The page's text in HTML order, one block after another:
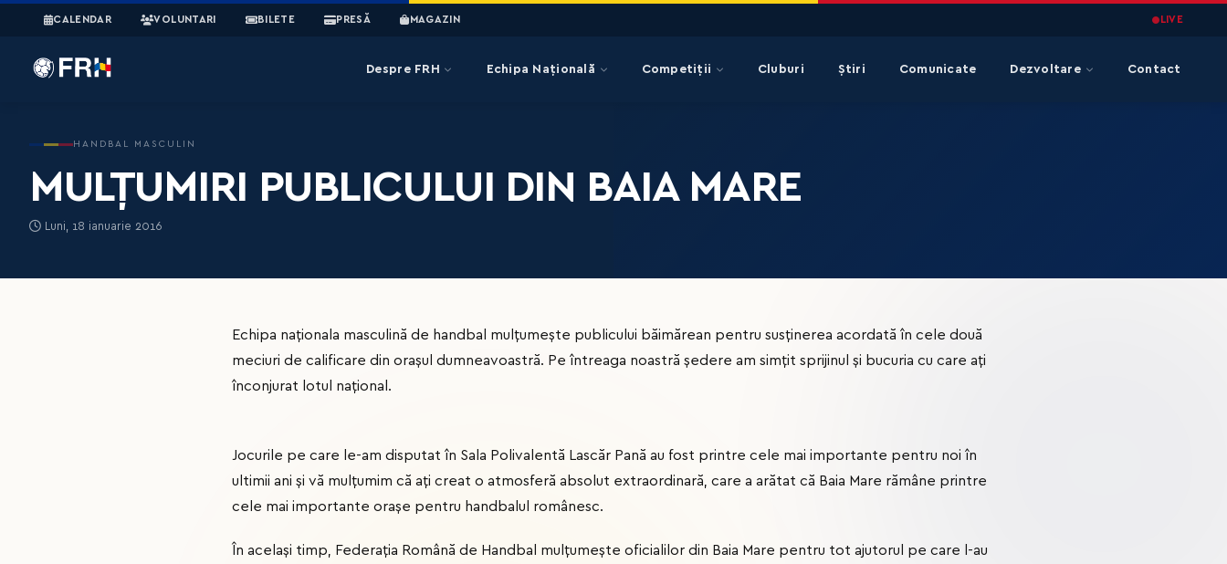
CALENDAR VOLUNTARI BILETE PRESĂ MAGAZIN LIVE
Despre FRH Echipa Națională Competiții Cluburi Știri Comunicate Dezvoltare Contact
HANDBAL MASCULIN
MULȚUMIRI PUBLICULUI DIN BAIA MARE
Luni, 18 ianuarie 2016
Echipa naționala masculină de handbal mulțumește publicului băimărean pentru susținerea acordată în cele două
meciuri de calificare din orașul dumneavoastră. Pe întreaga noastră ședere am simțit sprijinul și bucuria cu care ați
înconjurat lotul național.
Jocurile pe care le-am disputat în Sala Polivalentă Lascăr Pană au fost printre cele mai importante pentru noi în
ultimii ani și vă mulțumim că ați creat o atmosferă absolut extraordinară, care a arătat că Baia Mare rămâne printre
cele mai importante orașe pentru handbalul românesc.
În același timp, Federația Română de Handbal mulțumește oficialilor din Baia Mare pentru tot ajutorul pe care l-au